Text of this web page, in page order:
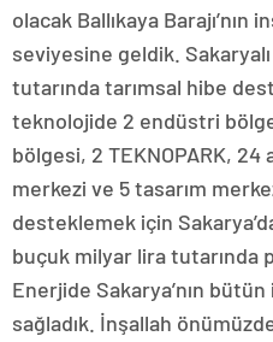
olacak Ballıkaya Barajı’nın
seviyesine geldik.
tutarında tarımsal hibe
teknolojide 2 endüstri
bölgesi, 2 TEKNOPARK,
merkezi ve 5 tasarım
desteklemek için
buçuk milyar lira tutarında
Enerjide Sakarya’nın
sağladık. İnşallah